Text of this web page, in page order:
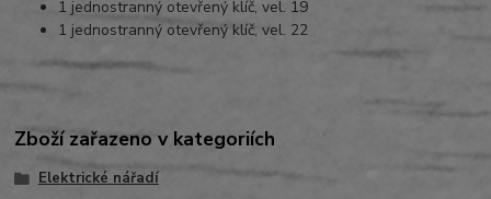
1 jednostranný otevřený klíč, vel. 19
1 jednostranný otevřený klíč, vel. 22
Zboží zařazeno v kategoriích
Elektrické nářadí